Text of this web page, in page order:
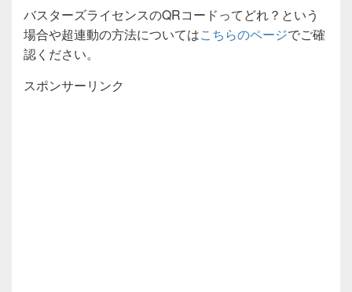
バスターズライセンスのQRコードってどれ？という
場合や超連動の方法についてはこちらのページでご確
認ください。
スポンサーリンク